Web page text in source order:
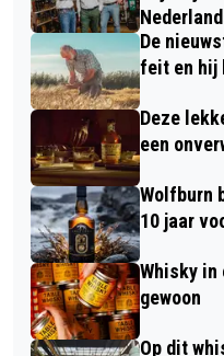
De
feit en hij
Deze
een
Wolfburn
10 jaar
Whisky in
gewoon
Op dit